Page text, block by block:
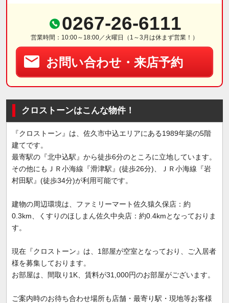
0267-26-6111
営業時間：10:00～18:00／火曜日（1～3月は休まず営業！）
お問い合わせ・来店予約
クロストーンはこんな物件！
『クロストーン』は、佐久市中込エリアにある1989年築の5階
建てです。
最寄駅の『北中込駅』から徒歩6分のところに立地しています。
その他にもＪＲ小海線『滑津駅』(徒歩26分)、ＪＲ小海線『岩
村田駅』(徒歩34分)が利用可能です。
建物の周辺環境は、ファミリーマート佐久猿久保店：約
0.3km、くすりのほしまん佐久中央店：約0.4kmとなっておりま
す。
現在『クロストーン』は、1部屋が空室となっており、ご入居者
様を募集しております。
お部屋は、間取り1K、賃料が31,000円のお部屋がございます。
ご案内時のお待ち合わせ場所も店舗・最寄り駅・現地等お客様